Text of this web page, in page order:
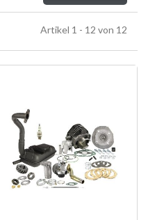
Artikel 1 - 12 von 12